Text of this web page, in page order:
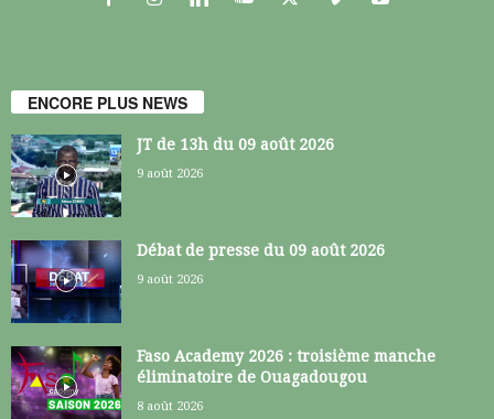
ENCORE PLUS NEWS
JT de 13h du 09 août 2026
9 août 2026
Débat de presse du 09 août 2026
9 août 2026
Faso Academy 2026 : troisième manche
éliminatoire de Ouagadougou
8 août 2026